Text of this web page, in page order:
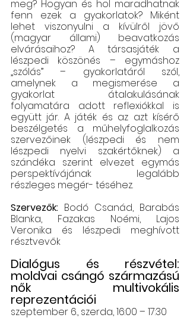
meg? Hogyan és hol maradhatnak
fenn ezek a gyakorlatok? Miként
lehet viszonyulni a kívülről jövő
(magyar állami) beavatkozás
elvárásaihoz? A társasjáték a
lészpedi köszönés – egymáshoz
„szólás” – gyakorlatáról szól,
amelynek a megismerése a
gyakorlat átalakulásának
folyamatára adott reflexiókkal is
együtt jár. A játék és az azt kísérő
beszélgetés a műhelyfoglalkozás
szervezőinek (lészpedi és nem
lészpedi nyelvi szakértőknek) a
szándéka szerint elvezet egymás
perspektívájának legalább
részleges megér- téséhez.
Szervezők: Bodó Csanád, Barabás
Blanka, Fazakas Noémi, Lajos
Veronika és lészpedi meghívott
résztvevők
Dialógus és részvétel:
moldvai csángó származású
nők multivokális
reprezentációi
szeptember 6., szerda, 16:00 – 17:30